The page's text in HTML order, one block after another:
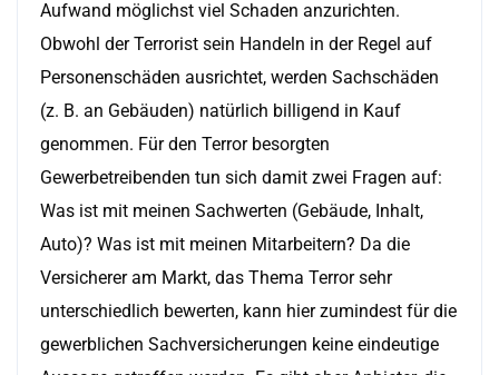
Aufwand möglichst viel Schaden anzurichten.
Obwohl der Terrorist sein Handeln in der Regel auf
Personenschäden ausrichtet, werden Sachschäden
(z. B. an Gebäuden) natürlich billigend in Kauf
genommen. Für den Terror besorgten
Gewerbetreibenden tun sich damit zwei Fragen auf:
Was ist mit meinen Sachwerten (Gebäude, Inhalt,
Auto)? Was ist mit meinen Mitarbeitern? Da die
Versicherer am Markt, das Thema Terror sehr
unterschiedlich bewerten, kann hier zumindest für die
gewerblichen Sachversicherungen keine eindeutige